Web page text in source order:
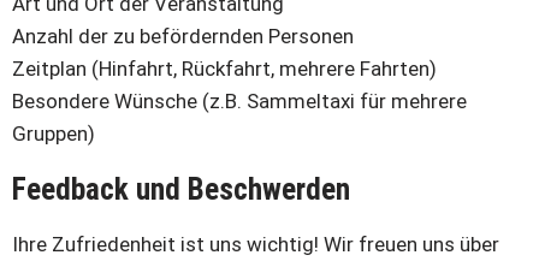
Anzahl der zu befördernden Personen
Zeitplan (Hinfahrt, Rückfahrt, mehrere Fahrten)
Besondere Wünsche (z.B. Sammeltaxi für mehrere
Gruppen)
Feedback und Beschwerden
Ihre Zufriedenheit ist uns wichtig! Wir freuen uns über